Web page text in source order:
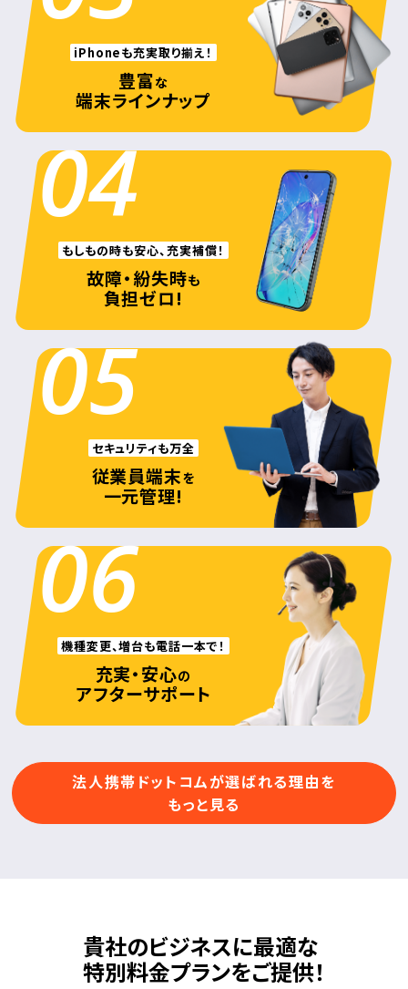
iPhoneも充実取り揃え！
豊富な
端末ラインナップ
04
もしもの時も安心、充実補償！
故障・紛失時も
負担ゼロ!
05
セキュリティも万全
従業員端末を
一元管理!
06
機種変更、増台も電話一本で！
充実・安心の
アフターサポート
法人携帯ドットコムが選ばれる理由を
もっと見る
貴社のビジネスに最適な
特別料金プランをご提供！